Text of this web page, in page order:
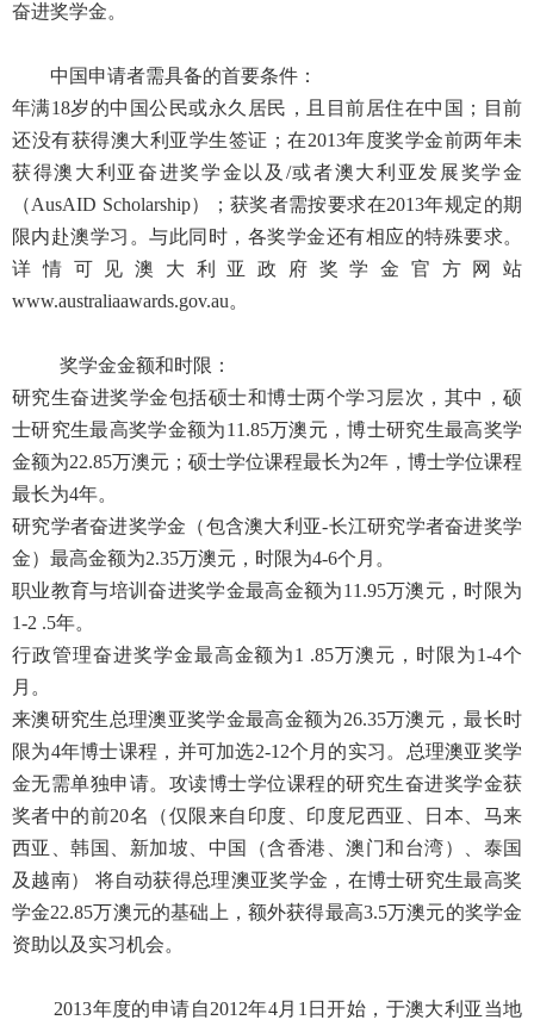
奋进奖学金。
中国申请者需具备的首要条件：
年满18岁的中国公民或永久居民，且目前居住在中国；目前
还没有获得澳大利亚学生签证；在2013年度奖学金前两年未
获得澳大利亚奋进奖学金以及/或者澳大利亚发展奖学金
（AusAID Scholarship）；获奖者需按要求在2013年规定的期
限内赴澳学习。与此同时，各奖学金还有相应的特殊要求。
详情可见澳大利亚政府奖学金官方网站
www.australiaawards.gov.au。
奖学金金额和时限：
研究生奋进奖学金包括硕士和博士两个学习层次，其中，硕
士研究生最高奖学金额为11.85万澳元，博士研究生最高奖学
金额为22.85万澳元；硕士学位课程最长为2年，博士学位课程
最长为4年。
研究学者奋进奖学金（包含澳大利亚-长江研究学者奋进奖学
金）最高金额为2.35万澳元，时限为4-6个月。
职业教育与培训奋进奖学金最高金额为11.95万澳元，时限为
1-2 .5年。
行政管理奋进奖学金最高金额为1 .85万澳元，时限为1-4个
月。
来澳研究生总理澳亚奖学金最高金额为26.35万澳元，最长时
限为4年博士课程，并可加选2-12个月的实习。总理澳亚奖学
金无需单独申请。攻读博士学位课程的研究生奋进奖学金获
奖者中的前20名（仅限来自印度、印度尼西亚、日本、马来
西亚、韩国、新加坡、中国（含香港、澳门和台湾）、泰国
及越南） 将自动获得总理澳亚奖学金，在博士研究生最高奖
学金22.85万澳元的基础上，额外获得最高3.5万澳元的奖学金
资助以及实习机会。
2013年度的申请自2012年4月1日开始，于澳大利亚当地